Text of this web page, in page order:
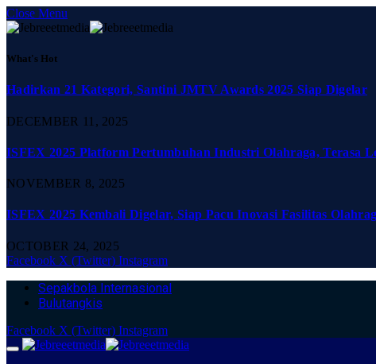
Close Menu
What's Hot
Hadirkan 21 Kategori, Santini JMTV Awards 2025 Siap Digelar
DECEMBER 11, 2025
ISFEX 2025 Platform Pertumbuhan Industri Olahraga, Terasa
NOVEMBER 8, 2025
ISFEX 2025 Kembali Digelar, Siap Pacu Inovasi Fasilitas
OCTOBER 24, 2025
Facebook X (Twitter) Instagram
Sepakbola Internasional
Bulutangkis
Facebook X (Twitter) Instagram